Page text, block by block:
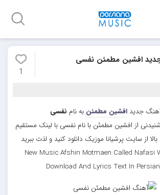
جدید افشین مطمئن نفسی
1
آهنگ جدید افشین مطمئن به نام نفسی
از افشین مطمئن با نام نفسی با لینک مستقیم
از سایت پرشیانا موزیک دانلود کنید و لذت ببرید
New Music Afshin Motmaen Called Nafasi
Download And Lyrics Text In